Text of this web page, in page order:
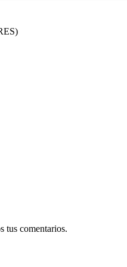
)
tus comentarios.